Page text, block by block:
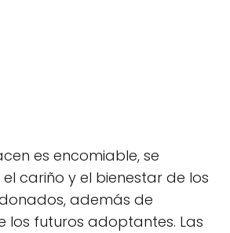
es encomiable, se
cariño y el bienestar de los
además de
los futuros adoptantes. Las